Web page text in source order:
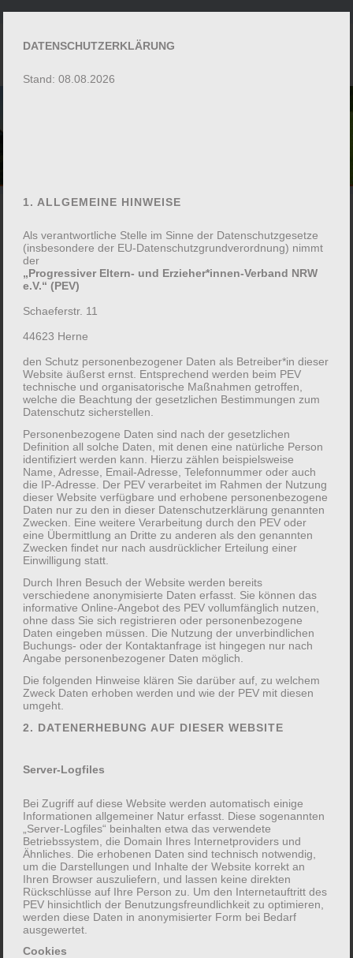
Vater-Kind-Wochenende: Aktives Miteinander
262-A02TT
Übersicht zur gewählten Veranstaltung
Zielgruppe(n): Väter
Termin: 04.09.2026 – 06.09.2026
Ort:
Norderney
Schullandheim Märkischer Kreis,
Norderney
Leitung: Roland Marquardt
Kosten:
Erwachsene (ab 16 Jahre): € 130,-
Erwachsene (mit eigener An-/Abreise) €
100,-
Kinder (2 bis 15 Jahre): € 100,-
Kinder (mit eigener An-/Abreise) € 70,-
Unverbindliche Anfrage zur Teilnahme
DATENSCHUTZERKLÄRUNG
Stand: 08.08.2026
1. ALLGEMEINE HINWEISE
Als verantwortliche Stelle im Sinne der Datenschutzgesetze
(insbesondere der EU-Datenschutzgrundverordnung) nimmt
der
„Progressiver Eltern- und Erzieher*innen-Verband NRW
e.V.“ (PEV)
Schaeferstr. 11
44623 Herne
den Schutz personenbezogener Daten als Betreiber*in dieser
Website äußerst ernst. Entsprechend werden beim PEV
technische und organisatorische Maßnahmen getroffen,
welche die Beachtung der gesetzlichen Bestimmungen zum
Datenschutz sicherstellen.
Personenbezogene Daten sind nach der gesetzlichen
Definition all solche Daten, mit denen eine natürliche Person
identifiziert werden kann. Hierzu zählen beispielsweise
Name, Adresse, Email-Adresse, Telefonnummer oder auch
die IP-Adresse. Der PEV verarbeitet im Rahmen der Nutzung
dieser Website verfügbare und erhobene personenbezogene
Daten nur zu den in dieser Datenschutzerklärung genannten
Zwecken. Eine weitere Verarbeitung durch den PEV oder
eine Übermittlung an Dritte zu anderen als den genannten
Zwecken findet nur nach ausdrücklicher Erteilung einer
Einwilligung statt.
Durch Ihren Besuch der Website werden bereits
verschiedene anonymisierte Daten erfasst. Sie können das
informative Online-Angebot des PEV vollumfänglich nutzen,
ohne dass Sie sich registrieren oder personenbezogene
Daten eingeben müssen. Die Nutzung der unverbindlichen
Buchungs- oder der Kontaktanfrage ist hingegen nur nach
Angabe personenbezogener Daten möglich.
Die folgenden Hinweise klären Sie darüber auf, zu welchem
Zweck Daten erhoben werden und wie der PEV mit diesen
umgeht.
2. DATENERHEBUNG AUF DIESER WEBSITE
Server-Logfiles
Bei Zugriff auf diese Website werden automatisch einige
Informationen allgemeiner Natur erfasst. Diese sogenannten
„Server-Logfiles“ beinhalten etwa das verwendete
Betriebssystem, die Domain Ihres Internetproviders und
Ähnliches. Die erhobenen Daten sind technisch notwendig,
um die Darstellungen und Inhalte der Website korrekt an
Ihren Browser auszuliefern, und lassen keine direkten
Rückschlüsse auf Ihre Person zu. Um den Internetauftritt des
PEV hinsichtlich der Benutzungsfreundlichkeit zu optimieren,
werden diese Daten in anonymisierter Form bei Bedarf
ausgewertet.
Cookies